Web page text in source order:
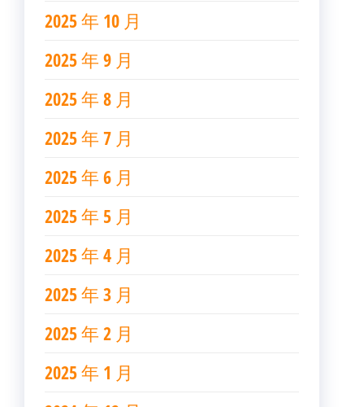
2025 年 10 月
2025 年 9 月
2025 年 8 月
2025 年 7 月
2025 年 6 月
2025 年 5 月
2025 年 4 月
2025 年 3 月
2025 年 2 月
2025 年 1 月